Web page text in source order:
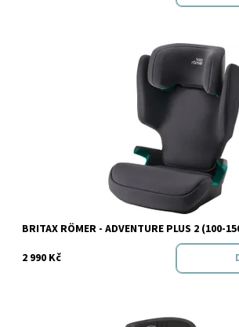
Skladem
BRITAX RÖMER
BRITAX RÖMER - ADVENTURE PLUS 2 (100-
2 990 Kč